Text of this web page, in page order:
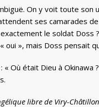
On y voit toute
ses camarades
le soldat Doss
oui », mais Doss pensait
« Où était Dieu à
libre de Viry-